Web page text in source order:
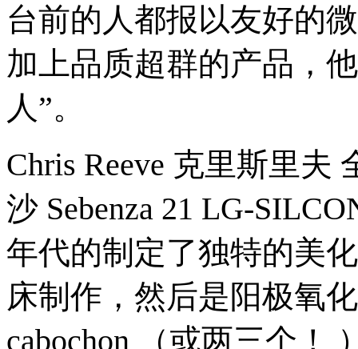
台前的人都报以友好的
加上品质超群的产品，
人”。
Chris Reeve 克里斯里夫
沙 Sebenza 21 LG-
年代的制定了独特的美
床制作，然后是阳极氧
cabochon （或两三个！